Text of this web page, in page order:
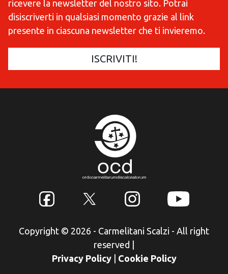
ricevere la newsletter del nostro sito. Potrai
disiscriverti in qualsiasi momento grazie al link
presente in ciascuna newsletter che ti invieremo.
Copyright © 2026 - Carmelitani Scalzi - All right
reserved
Privacy Policy
Cookie Policy